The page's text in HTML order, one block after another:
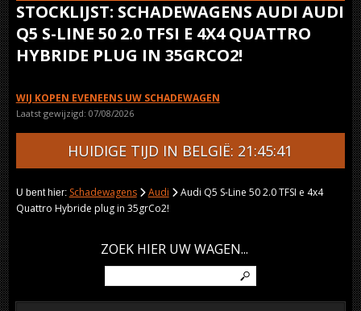
STOCKLIJST: SCHADEWAGENS AUDI AUDI
Q5 S-LINE 50 2.0 TFSI E 4X4 QUATTRO
HYBRIDE PLUG IN 35GRCO2!
WIJ KOPEN EVENEENS UW SCHADEWAGEN
Laatst gewijzigd: 07/08/2026
HUIDIGE TIJD IN BELGIË: 21:45:41
U bent hier: Schadewagens Audi
Audi Q5 S-Line 50 2.0 TFSI e 4x4
Quattro Hybride plug in 35grCo2!
ZOEK HIER UW WAGEN...